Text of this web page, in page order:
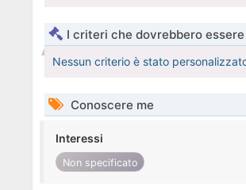
I criteri che dovrebbero
Nessun criterio è stato
Conoscere me
Interessi
Non specificato